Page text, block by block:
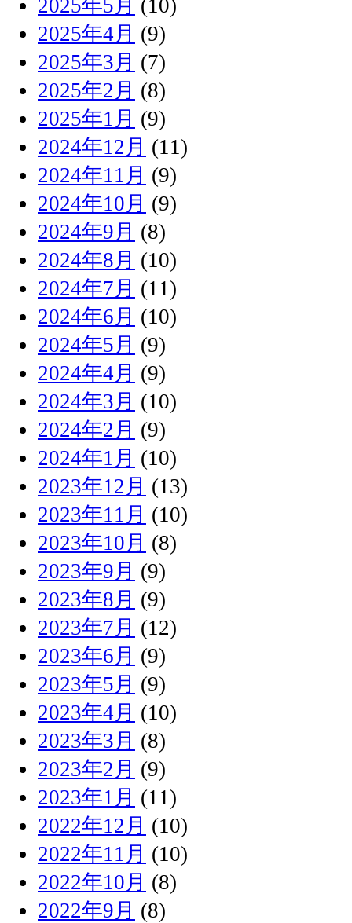
2025年5月 (10)
2025年4月 (9)
2025年3月 (7)
2025年2月 (8)
2025年1月 (9)
2024年12月 (11)
2024年11月 (9)
2024年10月 (9)
2024年9月 (8)
2024年8月 (10)
2024年7月 (11)
2024年6月 (10)
2024年5月 (9)
2024年4月 (9)
2024年3月 (10)
2024年2月 (9)
2024年1月 (10)
2023年12月 (13)
2023年11月 (10)
2023年10月 (8)
2023年9月 (9)
2023年8月 (9)
2023年7月 (12)
2023年6月 (9)
2023年5月 (9)
2023年4月 (10)
2023年3月 (8)
2023年2月 (9)
2023年1月 (11)
2022年12月 (10)
2022年11月 (10)
2022年10月 (8)
2022年9月 (8)